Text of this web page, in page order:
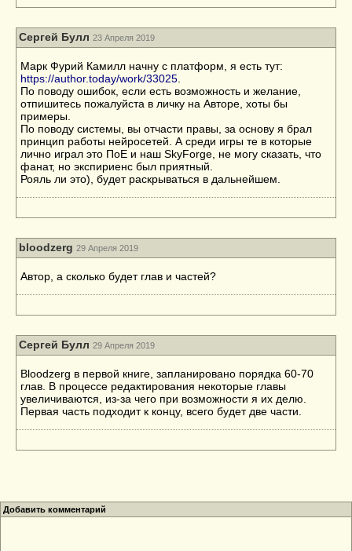
Сергей Булл 23 Апреля 2019
Марк Фурий Камилл начну с платформ, я есть тут:
https://author.today/work/33025
По поводу ошибок, если есть возможность и желание,
отпишитесь пожалуйста в личку на Авторе, хоты бы
примеры.
По поводу системы, вы отчасти правы, за основу я брал
принцип работы нейросетей. А среди игры те в которые
лично играл это ПоЕ и наш SkyForge, не могу сказать, что
фанат, но экспириенс был приятный.
Рояль ли это), будет раскрываться в дальнейшем.
bloodzerg 29 Апреля 2019
Автор, а сколько будет глав и частей?
Сергей Булл 29 Апреля 2019
Bloodzerg в первой книге, запланировано порядка 60-70
глав. В процессе редактирования некоторые главы
увеличиваются, из-за чего при возможности я их делю.
Первая часть подходит к концу, всего будет две части.
Добавить комментарий